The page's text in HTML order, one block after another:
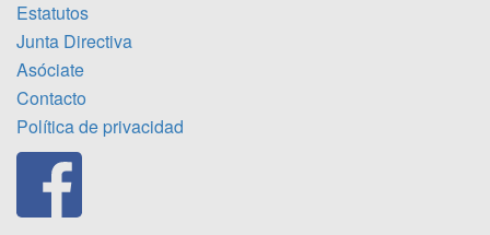
Estatutos
Junta Directiva
Asóciate
Contacto
Política de privacidad